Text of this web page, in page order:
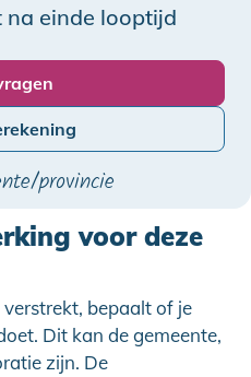
einde looptijd
provincie
voor deze
bepaalt of je
Dit kan de gemeente,
zijn. De